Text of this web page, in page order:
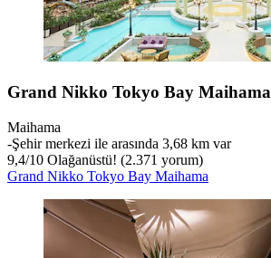
Grand Nikko Tokyo Bay Maihama
Maihama
‐Şehir merkezi ile arasında 3,68 km var
9,4/10 Olağanüstü! (2.371 yorum)
Grand Nikko Tokyo Bay Maihama